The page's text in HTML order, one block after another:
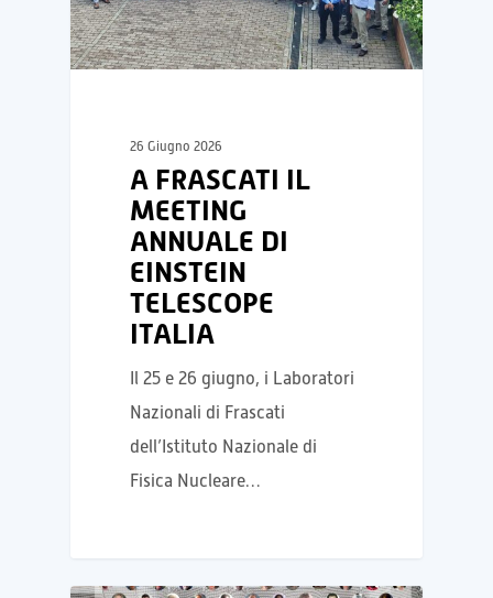
26 Giugno 2026
A FRASCATI IL
MEETING
ANNUALE DI
EINSTEIN
TELESCOPE
ITALIA
Il 25 e 26 giugno, i Laboratori
Nazionali di Frascati
dell’Istituto Nazionale di
Fisica Nucleare…